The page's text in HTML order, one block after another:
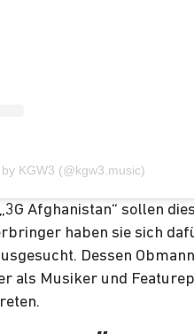
KGW3 (@kgw3.music)
Afghanistan“ sollen
haben sie sich
Dessen
als Musiker und